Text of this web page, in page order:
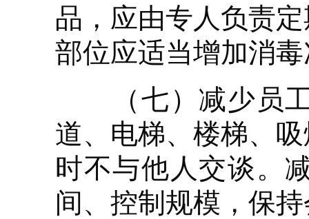
品，应由专人负责
部位应适当增加消
（七）减少员工
道、电梯、楼梯、
时不与他人交谈。
间、控制规模，保